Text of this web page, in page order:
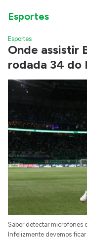
Esportes
Esportes
Onde assistir
rodada 34 do
Saber detectar microfones
Infelizmente devemos